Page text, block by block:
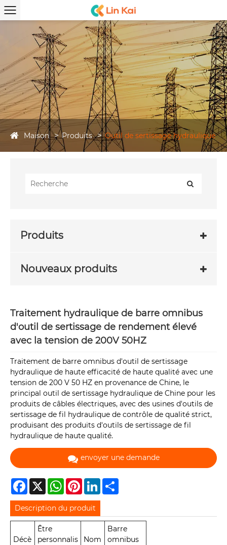
Maison Produits Outil de sertissage hydraulique
Produits
Nouveaux produits
Traitement hydraulique de barre omnibus
d'outil de sertissage de rendement élevé
avec la tension de 200V 50HZ
Traitement de barre omnibus d'outil de sertissage
hydraulique de haute efficacité de haute qualité avec une
tension de 200 V 50 HZ en provenance de Chine, le
principal outil de sertissage hydraulique de Chine pour les
produits de câbles électriques, avec des usines d'outils de
sertissage de fil hydraulique de contrôle de qualité strict,
produisant des produits d'outils de sertissage de fil
hydraulique de haute qualité.
envoyer une demande
Facebook
X WhatsAppPinterestLinkedIn
Description du produit
Décè
Être
personnalis
Nom
Barre
omnibus